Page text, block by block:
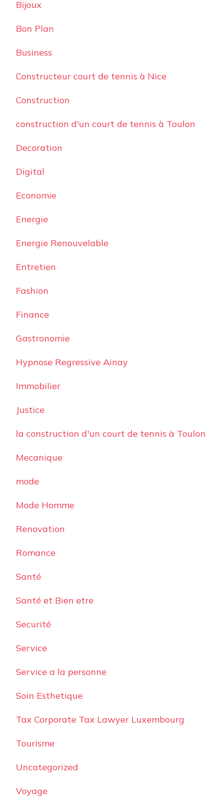
Bijoux
Bon Plan
Business
Constructeur court de tennis à Nice
Construction
construction d'un court de tennis à Toulon
Decoration
Digital
Economie
Energie
Energie Renouvelable
Entretien
Fashion
Finance
Gastronomie
Hypnose Regressive Ainay
Immobilier
Justice
la construction d'un court de tennis à Toulon
Mecanique
mode
Mode Homme
Renovation
Romance
Santé
Santé et Bien etre
Securité
Service
Service a la personne
Soin Esthetique
Tax Corporate Tax Lawyer Luxembourg
Tourisme
Uncategorized
Voyage